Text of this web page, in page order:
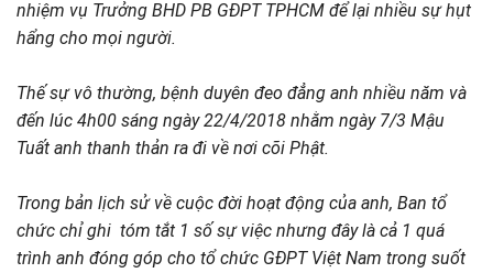
nhiệm vụ Trưởng BHD PB GĐPT TPHCM để lại nhiều sự hụt
hẩng cho mọi người.
Thế sự vô thường, bệnh duyên đeo đẳng anh nhiều năm và
đến lúc 4h00 sáng ngày 22/4/2018 nhằm ngày 7/3 Mậu
Tuất anh thanh thản ra đi về nơi cõi Phật.
Trong bản lịch sử về cuộc đời hoạt động của anh, Ban tổ
chức chỉ ghi tóm tắt 1 số sự việc nhưng đây là cả 1 quá
trình anh đóng góp cho tổ chức GĐPT Việt Nam trong suốt